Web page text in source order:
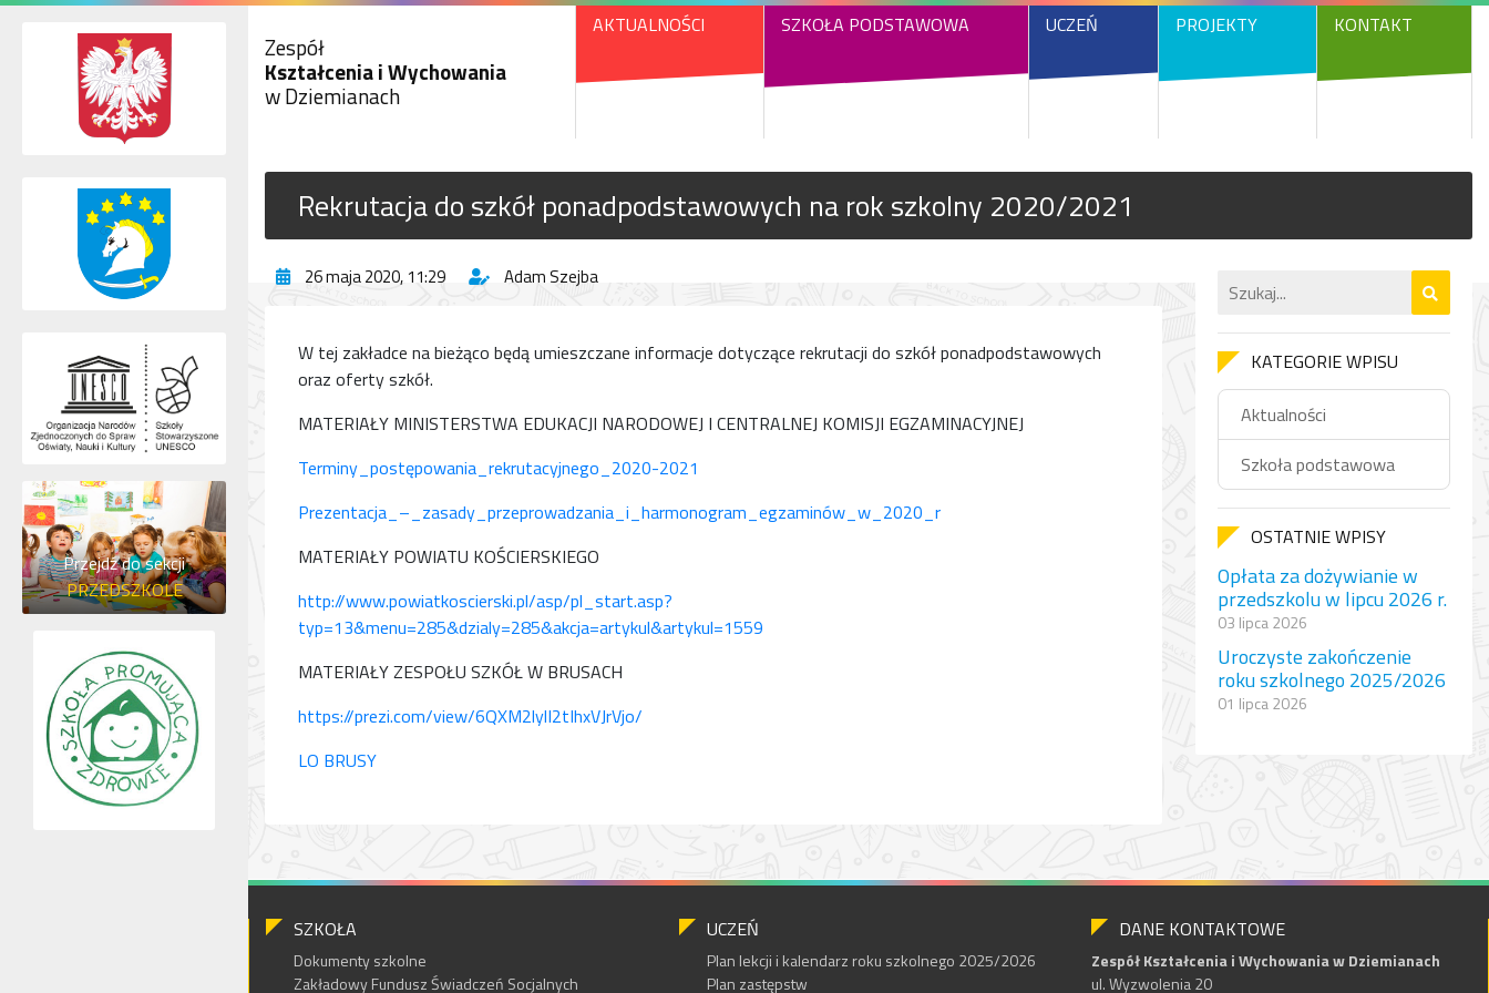
Zespół
Kształcenia i Wychowania
w Dziemianach
AKTUALNOŚCI SZKOŁA PODSTAWOWA UCZEŃ PROJEKTY KONTAKT
Rekrutacja do szkół ponadpodstawowych na rok szkolny 2020/2021
26 maja 2020, 11:29 Adam Szejba
W tej zakładce na bieżąco będą umieszczane informacje dotyczące rekrutacji do szkół ponadpodstawowych
oraz oferty szkół.
MATERIAŁY MINISTERSTWA EDUKACJI NARODOWEJ I CENTRALNEJ KOMISJI EGZAMINACYJNEJ
Terminy_postępowania_rekrutacyjnego_2020-2021
Prezentacja_–_zasady_przeprowadzania_i_harmonogram_egzaminów_w_2020_r
MATERIAŁY POWIATU KOŚCIERSKIEGO
http://www.powiatkoscierski.pl/asp/pl_start.asp?
typ=13&menu=285&dzialy=285&akcja=artykul&artykul=1559
MATERIAŁY ZESPOŁU SZKÓŁ W BRUSACH
https://prezi.com/view/6QXM2lylI2tIhxVJrVjo/
LO BRUSY
KATEGORIE WPISU
Aktualności
Szkoła podstawowa
OSTATNIE WPISY
Opłata za dożywianie w
przedszkolu w lipcu 2026 r.
03 lipca 2026
Uroczyste zakończenie
roku szkolnego 2025/2026
01 lipca 2026
SZKOŁA
Dokumenty szkolne
Zakładowy Fundusz Świadczeń Socjalnych
UCZEŃ
Plan lekcji i kalendarz roku szkolnego 2025/2026
Plan zastępstw
DANE KONTAKTOWE
Zespół Kształcenia i Wychowania w Dziemianach
ul. Wyzwolenia 20
Przejdź do sekcji
PRZEDSZKOLE